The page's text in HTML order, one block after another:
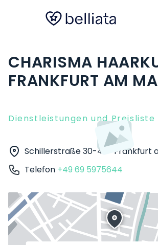
CHARISMA
FRANKFURT AM
Dienstleistungen und Preisliste
Schillerstraße 30-40 Frankfurt
Telefon +49 69 5975644